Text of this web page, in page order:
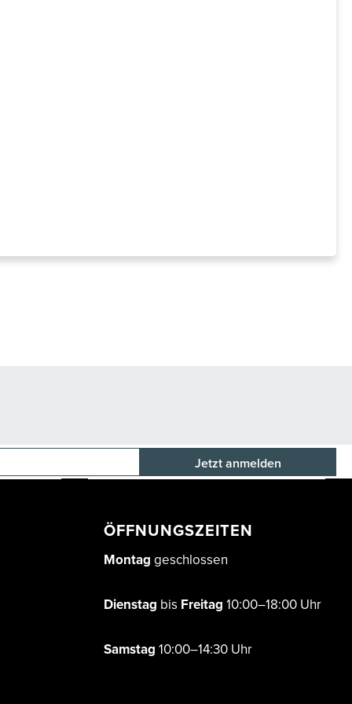
ÖFFNUNGSZEITEN
Montag geschlossen
Dienstag bis Freitag 10:00–18:00 Uhr
Samstag 10:00–14:30 Uhr